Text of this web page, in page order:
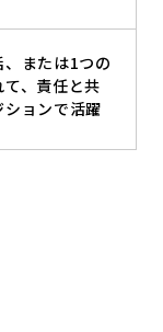
または1つの
、責任と共
ョンで活躍